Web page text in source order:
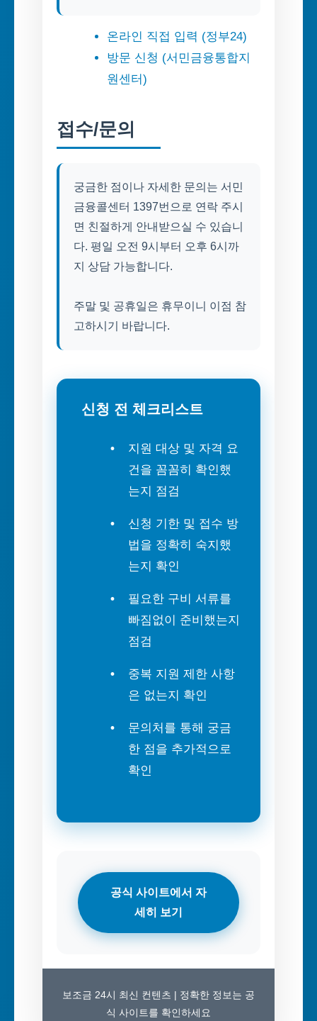
온라인 직접 입력 (정부24)
방문 신청 (서민금융통합지
원센터)
접수/문의
궁금한 점이나 자세한 문의는 서민
금융콜센터 1397번으로 연락 주시
면 친절하게 안내받으실 수 있습니
다. 평일 오전 9시부터 오후 6시까
지 상담 가능합니다.
주말 및 공휴일은 휴무이니 이점 참
고하시기 바랍니다.
신청 전 체크리스트
지원 대상 및 자격 요
건을 꼼꼼히 확인했
는지 점검
신청 기한 및 접수 방
법을 정확히 숙지했
는지 확인
필요한 구비 서류를
빠짐없이 준비했는지
점검
중복 지원 제한 사항
은 없는지 확인
문의처를 통해 궁금
한 점을 추가적으로
확인
공식 사이트에서 자
세히 보기
보조금 24시 최신 컨텐츠 | 정확한 정보는 공
식 사이트를 확인하세요